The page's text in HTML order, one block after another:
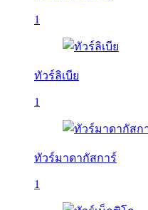
1
ทัวร์ลิเบีย
1
ทัวร์มาดากัสการ์
1